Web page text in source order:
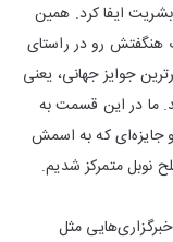
ایفا کرد. همین
هنگفتش رو در راستای
جوایز جهانی، یعنی
شد. ما در این قسمت به
و جایزه‌ای که به اسمش
نوبل متمرکز شدیم.
مثل